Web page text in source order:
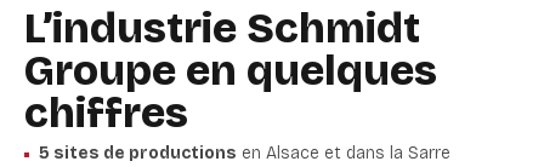
L’industrie Schmidt
Groupe en quelques
chiffres
5 sites de productions en Alsace et dans la Sarre